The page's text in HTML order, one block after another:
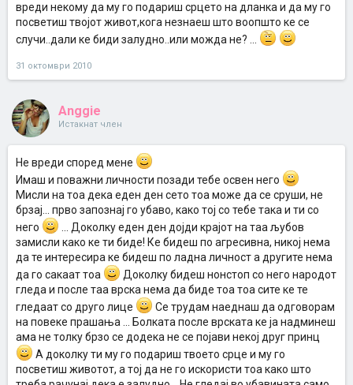
вреди некому да му го подариш срцето на дланка и да му го
посветиш твојот живот,кога незнаеш што воопшто ке се
случи..дали ке биди залудно..или можда не? ...
31 октомври 2010
Anggie
Истакнат член
Не вреди според мене
Имаш и поважни личности позади тебе освен него
Мисли на тоа дека еден ден сето тоа може да се сруши, не
брзај... прво запознај го убаво, како тој со тебе така и ти со
него
... Доколку еден ден дојди крајот на таа љубов
замисли како ке ти биде! Ке бидеш по агресивна, никој нема
да те интересира ке бидеш по ладна личност а другите нема
да го сакаат тоа
Доколку бидеш нонстоп со него народот
гледа и после таа врска нема да биде тоа тоа сите ке те
гледаат со друго лице
Се трудам наеднаш да одговорам
на повеке прашања ... Болката после врската ке ја надминеш
ама не толку брзо се додека не се појави некој друг принц
А доколку ти му го подариш твоето срце и му го
посветиш животот, а тој да не го искористи тоа како што